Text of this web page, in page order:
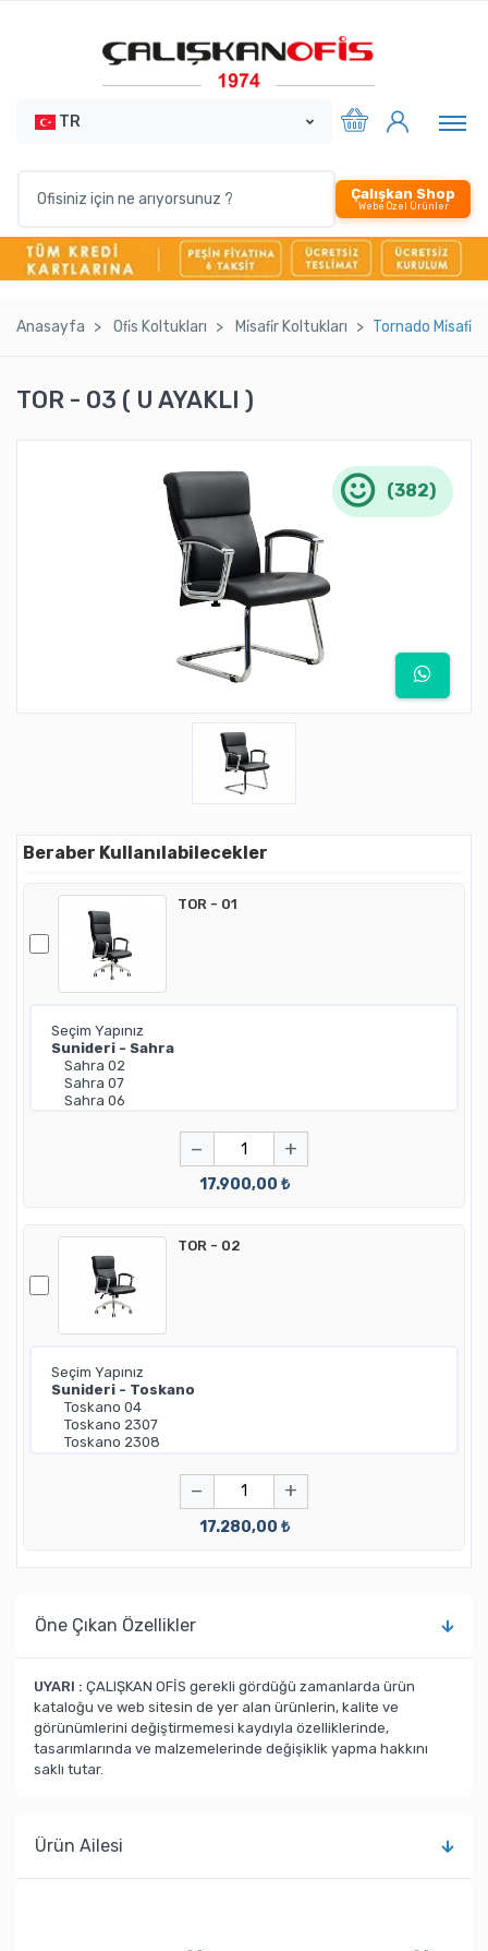
TR
Çalışkan Shop
Webe Özel Ürünler
Anasayfa Ofi̇s Koltukları Mi̇safi̇r Koltukları Tornado Mi̇safi̇r
TOR - 03 ( U AYAKLI )
(382)
Beraber Kullanılabilecekler
TOR - 01
− +
17.900,00 ₺
TOR - 02
− +
17.280,00 ₺
Öne Çıkan Özellikler
UYARI : ÇALIŞKAN OFİS gerekli gördüğü zamanlarda ürün
kataloğu ve web sitesin de yer alan ürünlerin, kalite ve
görünümlerini değiştirmemesi kaydıyla özelliklerinde,
tasarımlarında ve malzemelerinde değişiklik yapma hakkını
saklı tutar.
Ürün Ailesi